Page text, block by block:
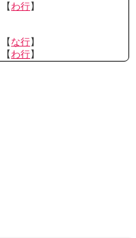
わ行】
な行】
わ行】